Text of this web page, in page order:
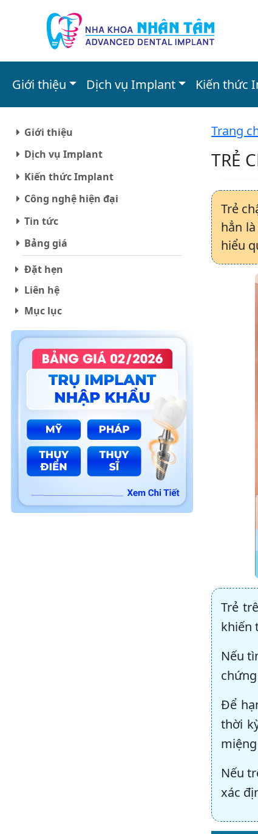
Giới thiệu Dịch vụ Implant Kiến thức
Giới thiệu
Dịch vụ Implant
Kiến thức Implant
Công nghệ hiện đại
Tin tức
Bảng giá
Đặt hẹn
Liên hệ
Mục lục
Trang
TRẺ
Trẻ
hẳn
hiểu
Trẻ
khiến
Nếu
Để
thời
Nếu
xác